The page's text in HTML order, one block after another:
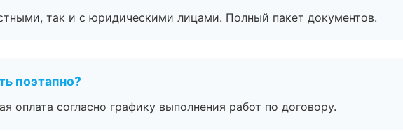
так и с юридическими лицами. Полный пакет документов.
поэтапно?
оплата согласно графику выполнения работ по договору.